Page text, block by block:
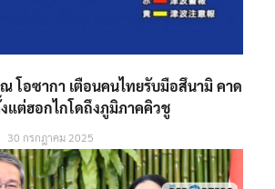
โอซากา เตือนคนไทยรับมือสึนามิ คาด
แต่ฮอกไกโดถึงภูมิภาคคิวชู
30 กรกฎาคม 2025